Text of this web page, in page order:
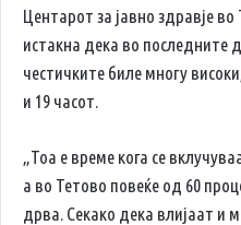
Центарот за јавно здравје
истакна дека во последните
честичките биле многу
и 19 часот.
„Тоа е време кога се
а во Тетово повеќе од 60
дрва. Секако дека влијаат и